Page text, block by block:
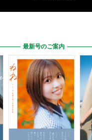
最新号のご案内